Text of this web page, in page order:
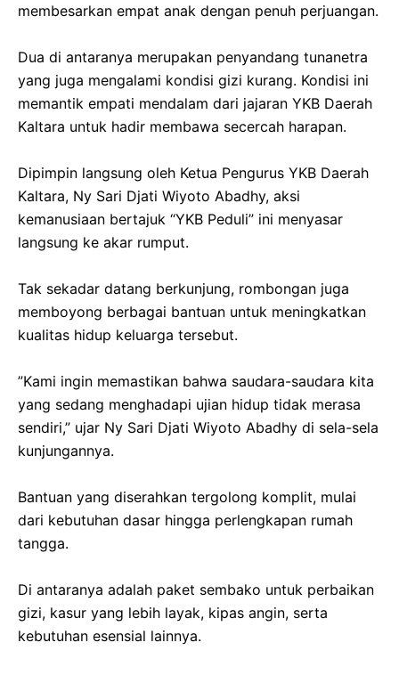
membesarkan empat anak dengan penuh perjuangan.
‎Dua di antaranya merupakan penyandang tunanetra
yang juga mengalami kondisi gizi kurang. Kondisi ini
memantik empati mendalam dari jajaran YKB Daerah
Kaltara untuk hadir membawa secercah harapan.
‎​Dipimpin langsung oleh Ketua Pengurus YKB Daerah
Kaltara, Ny Sari Djati Wiyoto Abadhy, aksi
kemanusiaan bertajuk “YKB Peduli” ini menyasar
langsung ke akar rumput.
‎Tak sekadar datang berkunjung, rombongan juga
memboyong berbagai bantuan untuk meningkatkan
kualitas hidup keluarga tersebut.
‎​”Kami ingin memastikan bahwa saudara-saudara kita
yang sedang menghadapi ujian hidup tidak merasa
sendiri,” ujar Ny Sari Djati Wiyoto Abadhy di sela-sela
kunjungannya.
‎​Bantuan yang diserahkan tergolong komplit, mulai
dari kebutuhan dasar hingga perlengkapan rumah
tangga.
‎Di antaranya adalah paket sembako untuk perbaikan
gizi, kasur yang lebih layak, kipas angin, serta
kebutuhan esensial lainnya.